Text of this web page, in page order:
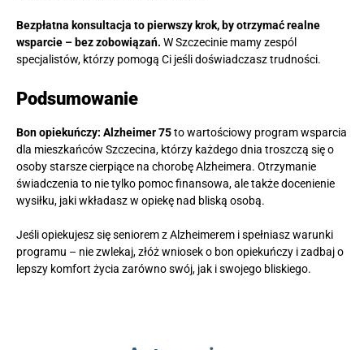
Bezpłatna konsultacja to pierwszy krok, by otrzymać realne
wsparcie – bez zobowiązań. W Szczecinie mamy zespól
specjalistów, którzy pomogą Ci jeśli doświadczasz trudności.
Podsumowanie
Bon opiekuńczy: Alzheimer 75to wartościowy program wsparcia
dla mieszkańców Szczecina, którzy każdego dnia troszczą się o
osoby starsze cierpiące na chorobę Alzheimera. Otrzymanie
świadczenia to nie tylko pomoc finansowa, ale także docenienie
wysiłku, jaki wkładasz w opiekę nad bliską osobą.
Jeśli opiekujesz się seniorem z Alzheimerem i spełniasz warunki
programu – nie zwlekaj, złóż wniosek o bon opiekuńczy i zadbaj o
lepszy komfort życia zarówno swój, jak i swojego bliskiego.